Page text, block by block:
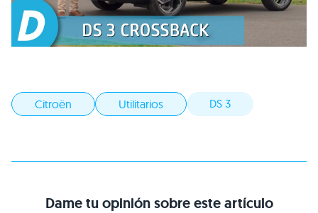
Citroën Utilitarios DS 3
Dame tu opinión sobre este artículo